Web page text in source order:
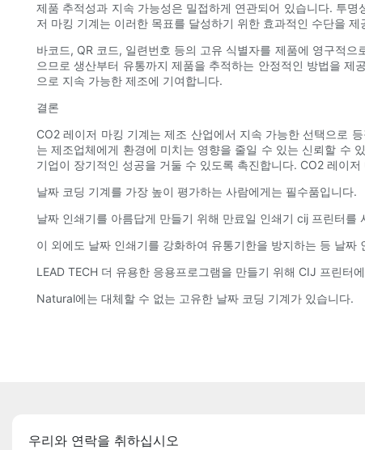
제품 추적성과 지속 가능성은 밀접하게 연관되어 있습니다. 투
저 마킹 기계는 이러한 목표를 달성하기 위한 효과적인 수단을 제
바코드, QR 코드, 일련번호 등의 고유 식별자를 제품에 영구적
으므로 생산부터 유통까지 제품을 추적하는 안정적인 방법을
으로 지속 가능한 제조에 기여합니다.
결론
CO2 레이저 마킹 기계는 제조 산업에서 지속 가능한 선택으로
는 제조업체에게 환경에 미치는 영향을 줄일 수 있는 신뢰할 수
기업이 장기적인 성공을 거둘 수 있도록 촉진합니다. CO2 레이
날짜 코딩 기계를 가장 높이 평가하는 사람에게는 필수품입니다.
날짜 인쇄기를 아름답게 만들기 위해 만료일 인쇄기 cij 프린터
이 외에도 날짜 인쇄기를 강화하여 유통기한을 방지하는 등 날짜
LEAD TECH 더 유용한 응용프로그램을 만들기 위해 CIJ 프린터
Natural에는 대체할 수 없는 고유한 날짜 코딩 기계가 있습니다.
우리와 연락을 취하십시오